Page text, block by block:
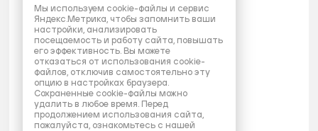
Мы используем cookie-файлы и сервис
Яндекс.Метрика, чтобы запомнить ваши
настройки, анализировать
посещаемость и работу сайта, повышать
его эффективность. Вы можете
отказаться от использования cookie-
файлов, отключив самостоятельно эту
опцию в настройках браузера.
Сохраненные cookie-файлы можно
удалить в любое время. Перед
продолжением использования сайта,
пожалуйста, ознакомьтесь с нашей